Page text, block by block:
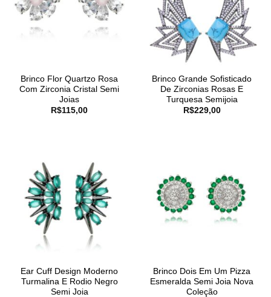
Brinco Flor Quartzo Rosa
Com Zirconia Cristal Semi
Joias
R$115,00
Brinco Grande Sofisticado
De Zirconias Rosas E
Turquesa Semijoia
R$229,00
Ear Cuff Design Moderno
Turmalina E Rodio Negro
Semi Joia
Brinco Dois Em Um Pizza
Esmeralda Semi Joia Nova
Coleção